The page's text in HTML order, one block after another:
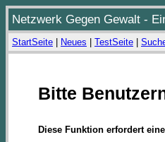
Netzwerk Gegen Gewalt -
StartSeite Neues TestSeite
Bitte
Diese Funktion erfordert